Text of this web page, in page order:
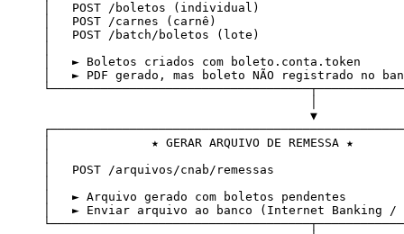
│   POST /boletos (individual)
│   POST /carnes (carnê)
│   POST /batch/boletos (lote)
│   ► Boletos criados com
│   ► PDF gerado, mas boleto NÃO registrado
▼
│              ★ GERAR ARQUIVO DE
│   POST /arquivos/cnab/remessas
│   ► Arquivo gerado com boletos
│   ► Enviar arquivo ao banco (Internet